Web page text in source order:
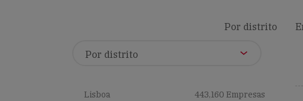
Por distrito
Lisboa 443,160 Empresas